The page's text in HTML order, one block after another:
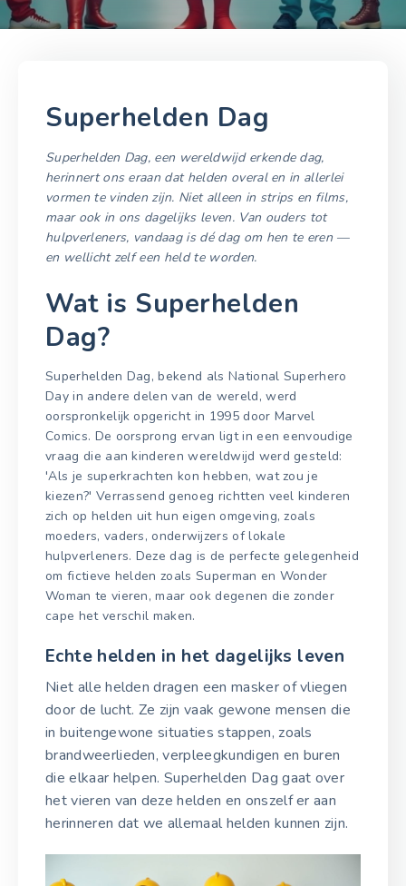
Superhelden Dag
Superhelden Dag, een wereldwijd erkende dag,
herinnert ons eraan dat helden overal en in allerlei
vormen te vinden zijn. Niet alleen in strips en films,
maar ook in ons dagelijks leven. Van ouders tot
hulpverleners, vandaag is dé dag om hen te eren —
en wellicht zelf een held te worden.
Wat is Superhelden
Dag?
Superhelden Dag, bekend als National Superhero
Day in andere delen van de wereld, werd
oorspronkelijk opgericht in 1995 door Marvel
Comics. De oorsprong ervan ligt in een eenvoudige
vraag die aan kinderen wereldwijd werd gesteld:
'Als je superkrachten kon hebben, wat zou je
kiezen?' Verrassend genoeg richtten veel kinderen
zich op helden uit hun eigen omgeving, zoals
moeders, vaders, onderwijzers of lokale
hulpverleners. Deze dag is de perfecte gelegenheid
om fictieve helden zoals Superman en Wonder
Woman te vieren, maar ook degenen die zonder
cape het verschil maken.
Echte helden in het dagelijks leven
Niet alle helden dragen een masker of vliegen
door de lucht. Ze zijn vaak gewone mensen die
in buitengewone situaties stappen, zoals
brandweerlieden, verpleegkundigen en buren
die elkaar helpen. Superhelden Dag gaat over
het vieren van deze helden en onszelf er aan
herinneren dat we allemaal helden kunnen zijn.